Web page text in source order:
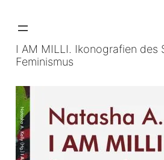
I AM MILLI. Ikonografien des
Feminismus